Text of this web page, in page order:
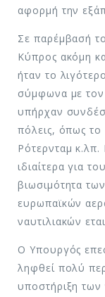
αφορμή την
Σε παρέμβασή
Κύπρος ακόμη
ήταν το
σύμφωνα με τον
υπήρχαν
πόλεις, όπως
Ρότερνταμ
ιδιαίτερα για
βιωσιμότητα
ευρωπαϊκών
ναυτιλιακών
Ο Υπουργός
ληφθεί πολύ
υποστήριξη